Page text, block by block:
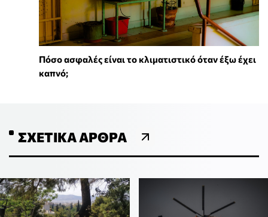
Πόσο ασφαλές είναι το κλιματιστικό όταν έξω έχει
καπνό;
ΣΧΕΤΙΚΆ ΆΡΘΡΑ